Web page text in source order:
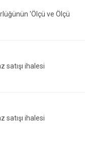
'Ölçü ve Ölçü
satışı ihalesi
satışı ihalesi